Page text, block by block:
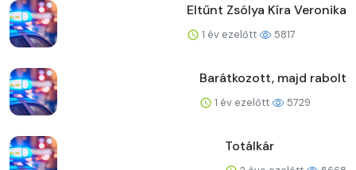
Eltűnt Zsólya Kíra Veronika
1 év ezelőtt 5817
Barátkozott, majd rabolt
1 év ezelőtt 5729
Totálkár